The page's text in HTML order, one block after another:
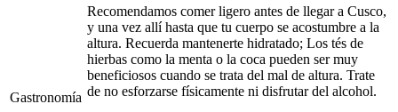
Gastronomía
Recomendamos comer ligero antes de llegar a Cusco,
y una vez allí hasta que tu cuerpo se acostumbre a la
altura. Recuerda mantenerte hidratado; Los tés de
hierbas como la menta o la coca pueden ser muy
beneficiosos cuando se trata del mal de altura. Trate
de no esforzarse físicamente ni disfrutar del alcohol.